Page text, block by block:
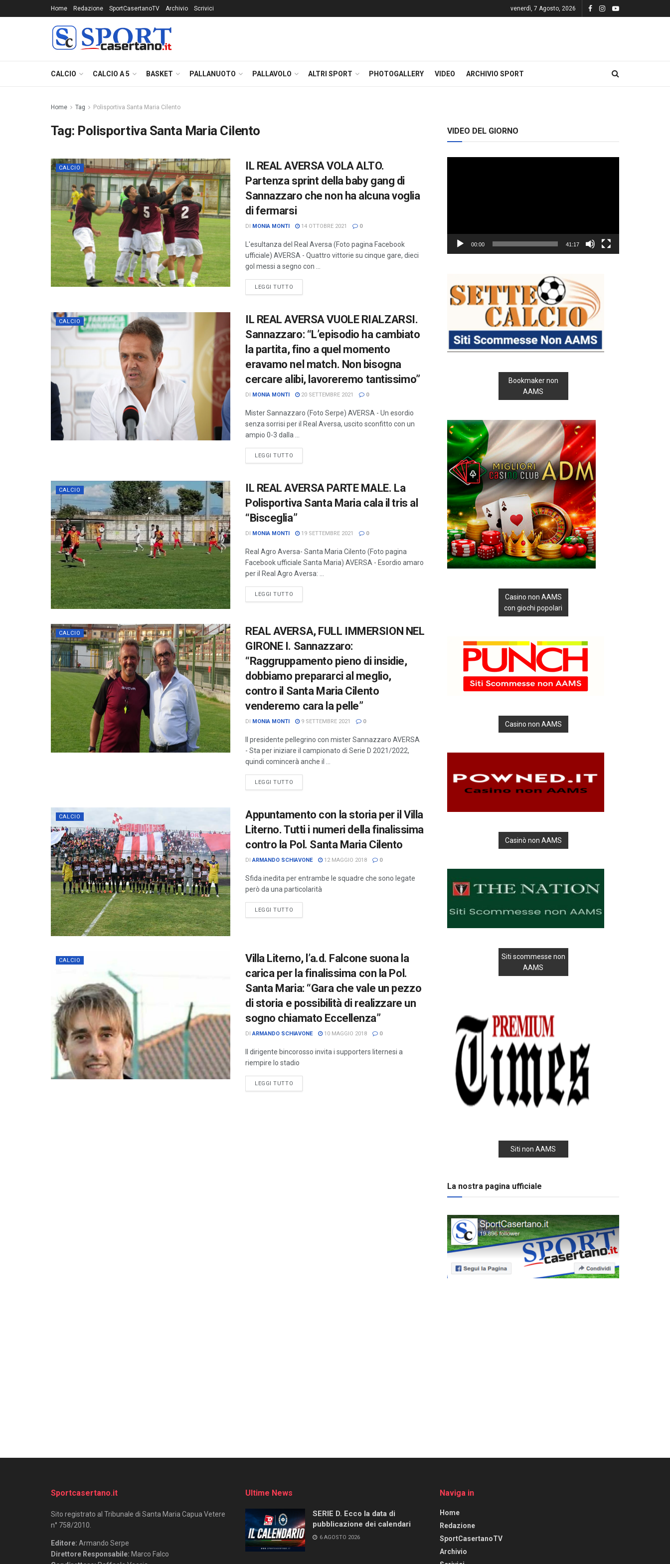
Home Redazione SportCasertanoTV Archivio Scrivici venerdì, 7 Agosto, 2026
CALCIO CALCIO A 5 BASKET PALLANUOTO PALLAVOLO ALTRI SPORT PHOTOGALLERY VIDEO ARCHIVIO SPORT
Home Tag Polisportiva Santa Maria Cilento
Tag: Polisportiva Santa Maria Cilento
CALCIO
IL REAL AVERSA VOLA ALTO.
Partenza sprint della baby gang di
Sannazzaro che non ha alcuna voglia
di fermarsi
DI MONIA MONTI 14 OTTOBRE 2021 0
L'esultanza del Real Aversa (Foto pagina Facebook
ufficiale) AVERSA - Quattro vittorie su cinque gare, dieci
gol messi a segno con ...
LEGGI TUTTO
CALCIO
IL REAL AVERSA VUOLE RIALZARSI.
Sannazzaro: “L’episodio ha cambiato
la partita, fino a quel momento
eravamo nel match. Non bisogna
cercare alibi, lavoreremo tantissimo”
DI MONIA MONTI 20 SETTEMBRE 2021 0
Mister Sannazzaro (Foto Serpe) AVERSA - Un esordio
senza sorrisi per il Real Aversa, uscito sconfitto con un
ampio 0-3 dalla ...
LEGGI TUTTO
CALCIO
IL REAL AVERSA PARTE MALE. La
Polisportiva Santa Maria cala il tris al
“Bisceglia”
DI MONIA MONTI 19 SETTEMBRE 2021 0
Real Agro Aversa- Santa Maria Cilento (Foto pagina
Facebook ufficiale Santa Maria) AVERSA - Esordio amaro
per il Real Agro Aversa: ...
LEGGI TUTTO
CALCIO
REAL AVERSA, FULL IMMERSION NEL
GIRONE I. Sannazzaro:
“Raggruppamento pieno di insidie,
dobbiamo prepararci al meglio,
contro il Santa Maria Cilento
venderemo cara la pelle”
DI MONIA MONTI 9 SETTEMBRE 2021 0
Il presidente pellegrino con mister Sannazzaro AVERSA
- Sta per iniziare il campionato di Serie D 2021/2022,
quindi comincerà anche il ...
LEGGI TUTTO
CALCIO
Appuntamento con la storia per il Villa
Literno. Tutti i numeri della finalissima
contro la Pol. Santa Maria Cilento
DI ARMANDO SCHIAVONE 12 MAGGIO 2018 0
Sfida inedita per entrambe le squadre che sono legate
però da una particolarità
LEGGI TUTTO
CALCIO
Villa Literno, l’a.d. Falcone suona la
carica per la finalissima con la Pol.
Santa Maria: “Gara che vale un pezzo
di storia e possibilità di realizzare un
sogno chiamato Eccellenza”
DI ARMANDO SCHIAVONE 10 MAGGIO 2018 0
Il dirigente bincorosso invita i supporters liternesi a
riempire lo stadio
LEGGI TUTTO
VIDEO DEL GIORNO
00:00 41:17
Bookmaker non
AAMS
Casino non AAMS
con giochi popolari
Casino non AAMS
Casinò non AAMS
Siti scommesse non
AAMS
Siti non AAMS
La nostra pagina ufficiale
Sportcasertano.it
Sito registrato al Tribunale di Santa Maria Capua Vetere
n° 758/2010.
Editore: Armando Serpe
Direttore Responsabile: Marco Falco
Ultime News
SERIE D. Ecco la data di
pubblicazione dei calendari
6 AGOSTO 2026
Naviga in
Home
Redazione
SportCasertanoTV
Archivio